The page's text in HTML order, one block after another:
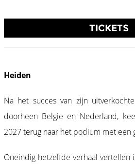
TICKETS
Heiden
Na het succes van zijn
doorheen België en Nederland,
2027 terug naar het podium met een
Oneindig hetzelfde verhaal vertellen